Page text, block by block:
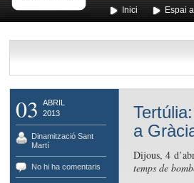
Inici Espai
03
ABRIL
2013
Dinamització Sant
Martí
No hi ha comentaris
a
Dijous, 4
temps de